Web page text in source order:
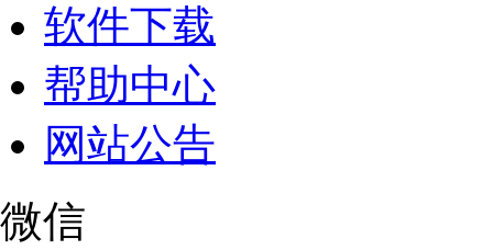
软件下载
帮助中心
网站公告
微信